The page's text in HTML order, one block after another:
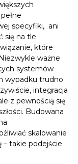
specyfiki, ani
się na tle
które
ważne
systemów
wypadku trudno
integracja
z pewnością się
Budowana
skalowanie
– takie podejście